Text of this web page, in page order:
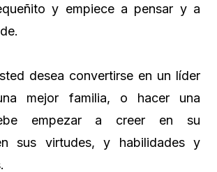
y empiece a pensar y a
desea convertirse en un líder
mejor familia, o hacer una
empezar a creer en su
sus virtudes, y habilidades y